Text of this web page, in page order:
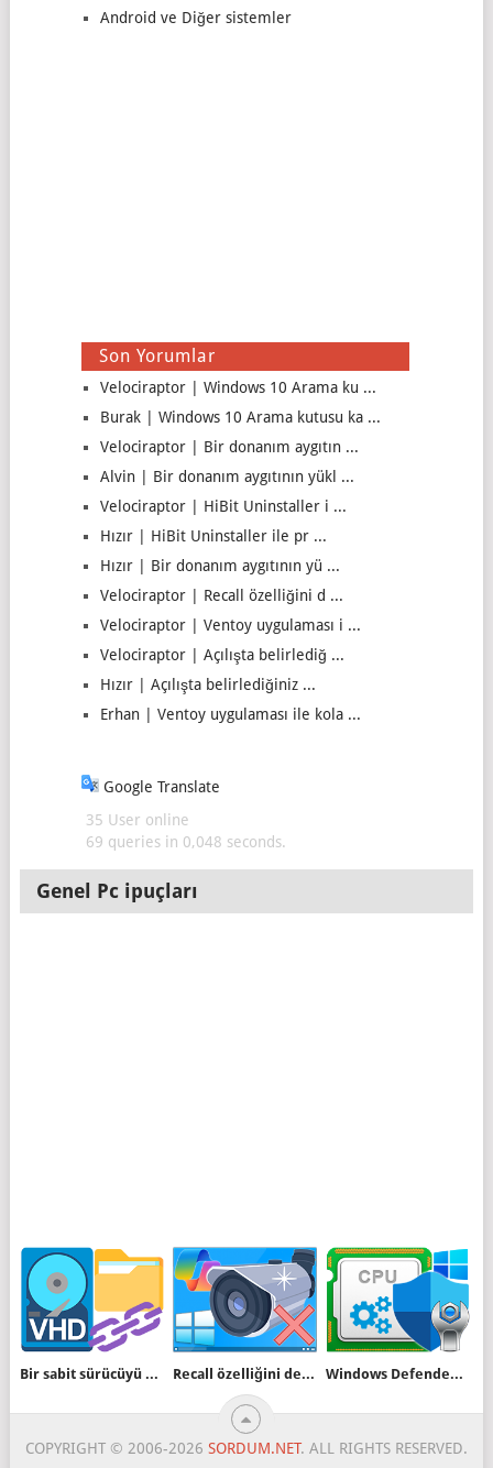
Android ve Diğer sistemler
Son Yorumlar
Velociraptor | Windows 10 Arama ku ...
Burak | Windows 10 Arama kutusu ka ...
Velociraptor | Bir donanım aygıtın ...
Alvin | Bir donanım aygıtının yükl ...
Velociraptor | HiBit Uninstaller i ...
Hızır | HiBit Uninstaller ile pr ...
Hızır | Bir donanım aygıtının yü ...
Velociraptor | Recall özelliğini d ...
Velociraptor | Ventoy uygulaması i ...
Velociraptor | Açılışta belirlediğ ...
Hızır | Açılışta belirlediğiniz ...
Erhan | Ventoy uygulaması ile kola ...
Google Translate
35 User online
69 queries in 0,048 seconds.
Genel Pc ipuçları
Bir sabit sürücüyü veya VHD/X i klasöre bağlayın Recall özelliğini devre dışı bırakın veya etkinleştirin Windows Defenderin işlemci kullanım yüzdesini ayarlayın
COPYRIGHT © 2006-2026 SORDUM.NET. ALL RIGHTS RESERVED.